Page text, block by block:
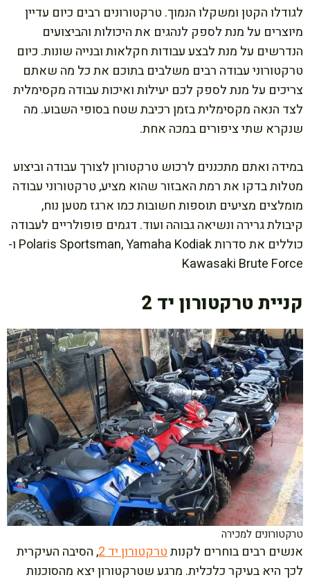
לגודלו הקטן ומשקלו הנמוך. טרקטורונים רבים כיום עדיין
מיוצרים על מנת לספק לנהגים את היכולות והביצועים
הנדרשים על מנת לבצע עבודות חקלאות ובנייה שונות. כיום
טרקטורוני עבודה רבים משלבים בתוכם את כל מה שאתם
צריכים על מנת לספק לכם יעילות ואיכות עבודה מקסימלית
לצד הנאה מקסימלית בזמן רכיבת שטח בסופי השבוע. מה
שנקרא שתי ציפורים במכה אחת.
במידה ואתם מתכננים לרכוש טרקטורון לצורך עבודה וביצוע
מטלות בדקו את רמת האבזור שהוא מציע, טרקטורוני עבודה
מומלצים מציעים תוספות חשובות כמו ארגז מטען נוח,
קיבולת גרירה ונשיאה גבוהה ועוד. דגמים פופולריים לעבודה
כוללים את סדרות Polaris Sportsman, Yamaha Kodiak ו-
Kawasaki Brute Force
קניית טרקטורון יד 2
טרקטורונים למכירה
אנשים רבים בוחרים לקנותטרקטורון יד 2 , הסיבה העיקרית
לכך היא בעיקר כלכלית. מרגע שטרקטורון יצא מהסוכנות